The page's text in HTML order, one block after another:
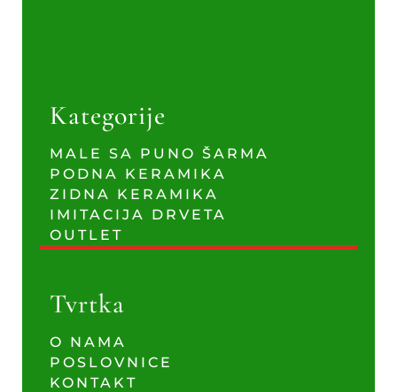
Kategorije
MALE SA PUNO ŠARMA
PODNA KERAMIKA
ZIDNA KERAMIKA
IMITACIJA DRVETA
OUTLET
Tvrtka
O NAMA
POSLOVNICE
KONTAKT